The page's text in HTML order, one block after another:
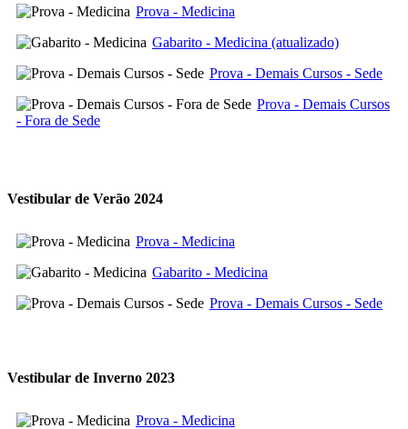
Prova - Medicina
Gabarito - Medicina (atualizado)
Prova - Demais Cursos - Sede
Prova - Demais Cursos
- Fora de Sede
Vestibular de Verão 2024
Prova - Medicina
Gabarito - Medicina
Prova - Demais Cursos - Sede
Vestibular de Inverno 2023
Prova - Medicina